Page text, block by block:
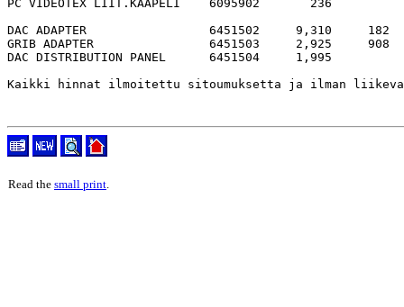
PC VIDEOTEX LIIT.KAAPELI    6095902       236
DAC ADAPTER                 6451502     9,310     182
GRIB ADAPTER                6451503     2,925     908
DAC DISTRIBUTION PANEL      6451504     1,995
Read the small print